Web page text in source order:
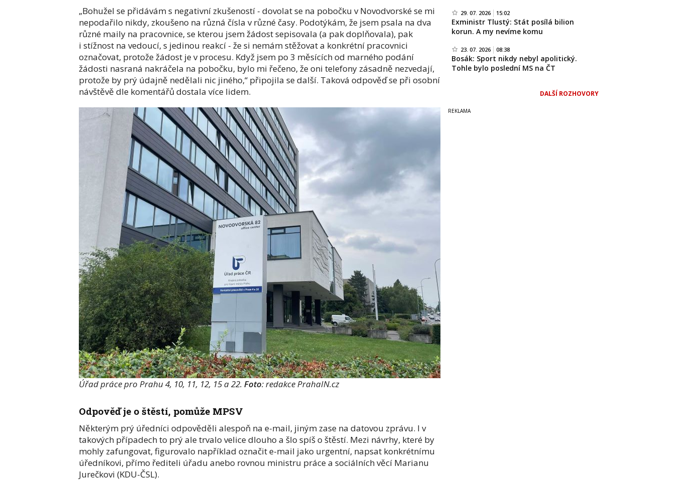
„Bohužel se přidávám s negativní zkušeností - dovolat se na pobočku v Novodvorské se mi
nepodařilo nikdy, zkoušeno na různá čísla v různé časy. Podotýkám, že jsem psala na dva
různé maily na pracovnice, se kterou jsem žádost sepisovala (a pak doplňovala), pak
i stížnost na vedoucí, s jedinou reakcí - že si nemám stěžovat a konkrétní pracovnici
označovat, protože žádost je v procesu. Když jsem po 3 měsících od marného podání
žádosti nasraná nakráčela na pobočku, bylo mi řečeno, že oni telefony zásadně nezvedají,
protože by prý údajně nedělali nic jiného,“ připojila se další. Taková odpověď se při osobní
návštěvě dle komentářů dostala více lidem.
Úřad práce pro Prahu 4, 10, 11, 12, 15 a 22. Foto: redakce PrahaIN.cz
Odpověď je o štěstí, pomůže MPSV
Některým prý úředníci odpověděli alespoň na e-mail, jiným zase na datovou zprávu. I v
takových případech to prý ale trvalo velice dlouho a šlo spíš o štěstí. Mezi návrhy, které by
mohly zafungovat, figurovalo například označit e-mail jako urgentní, napsat konkrétnímu
úředníkovi, přímo řediteli úřadu anebo rovnou ministru práce a sociálních věcí Marianu
Jurečkovi (KDU-ČSL).
29. 07. 2026 15:02
Exministr Tlustý: Stát posílá bilion
korun. A my nevíme komu
23. 07. 2026 08:38
Bosák: Sport nikdy nebyl apolitický.
Tohle bylo poslední MS na ČT
DALŠÍ ROZHOVORY